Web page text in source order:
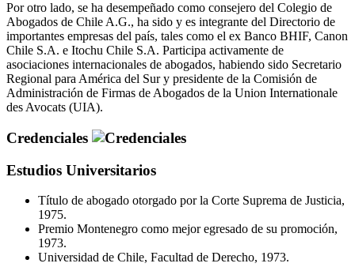
Por otro lado, se ha desempeñado como consejero del Colegio de
Abogados de Chile A.G., ha sido y es integrante del Directorio de
importantes empresas del país, tales como el ex Banco BHIF, Canon
Chile S.A. e Itochu Chile S.A. Participa activamente de
asociaciones internacionales de abogados, habiendo sido Secretario
Regional para América del Sur y presidente de la Comisión de
Administración de Firmas de Abogados de la Union Internationale
des Avocats (UIA).
Credenciales
Estudios Universitarios
Título de abogado otorgado por la Corte Suprema de Justicia,
1975.
Premio Montenegro como mejor egresado de su promoción,
1973.
Universidad de Chile, Facultad de Derecho, 1973.